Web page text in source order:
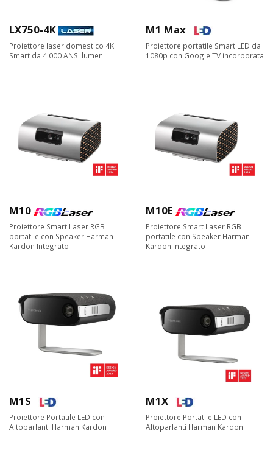
LX750-4K
Proiettore laser domestico 4K
Smart da 4.000 ANSI lumen
M1 Max
Proiettore portatile Smart LED da
1080p con Google TV incorporata
M10
Proiettore Smart Laser RGB
portatile con Speaker Harman
Kardon Integrato
M10E
Proiettore Smart Laser RGB
portatile con Speaker Harman
Kardon Integrato
M1S
Proiettore Portatile LED con
Altoparlanti Harman Kardon
M1X
Proiettore Portatile LED con
Altoparlanti Harman Kardon